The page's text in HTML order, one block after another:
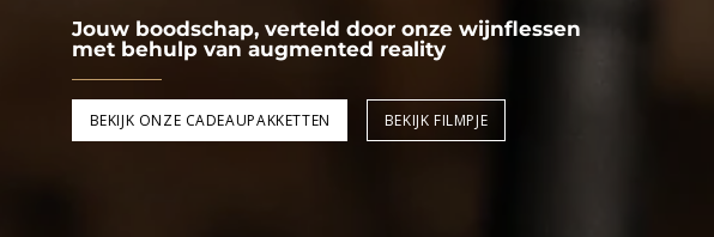
Jouw boodschap, verteld door onze wijnflessen
met behulp van augmented reality
BEKIJK ONZE CADEAUPAKKETTEN BEKIJK FILMPJE